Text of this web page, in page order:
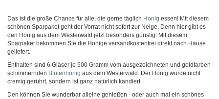
Das ist die große Chance für alle, die gerne täglich Honig essen! Mit diesem
schönen Sparpaket geht der Vorrat nicht sofort zur Neige. Denn hier gibt es
den Honig aus dem Westerwald jetzt besonders günstig: Mit diesem
Sparpaket bekommen Sie die Honige versandkostenfrei direkt nach Hause
geliefert.
Enthalten sind 6 Gläser je 500 Gramm vom ausgezeichneten und goldfarben
schimmernden Blütenhonig aus dem Westerwald. Der Honig wurde nicht
cremig gerührt, sondern ist ganz natürlich kandiert.
Den können Sie wunderbar alleine genießen - oder auch mal ein schönes